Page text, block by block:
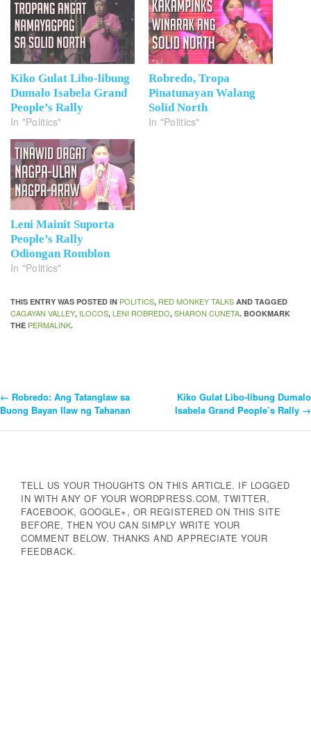
Kiko Gulat Libo-libung
Dumalo Isabela Grand
People’s Rally
In "Politics"
Robredo, Tropa
Pinatunayan Walang
Solid North
In "Politics"
Leni Mainit Suporta
People’s Rally
Odiongan Romblon
In "Politics"
THIS ENTRY WAS POSTED IN POLITICS, RED MONKEY TALKS AND TAGGED
CAGAYAN VALLEY, ILOCOS, LENI ROBREDO, SHARON CUNETA. BOOKMARK
THE PERMALINK.
Post
← Robredo: Ang Tatanglaw sa
Buong Bayan Ilaw ng Tahanan
Kiko Gulat Libo-libung Dumalo
Isabela Grand People’s Rally →
TELL US YOUR THOUGHTS ON THIS ARTICLE. IF LOGGED
IN WITH ANY OF YOUR WORDPRESS.COM, TWITTER,
FACEBOOK, GOOGLE+, OR REGISTERED ON THIS SITE
BEFORE, THEN YOU CAN SIMPLY WRITE YOUR
COMMENT BELOW. THANKS AND APPRECIATE YOUR
FEEDBACK.